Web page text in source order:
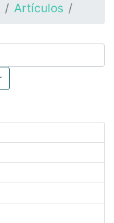
Artículos